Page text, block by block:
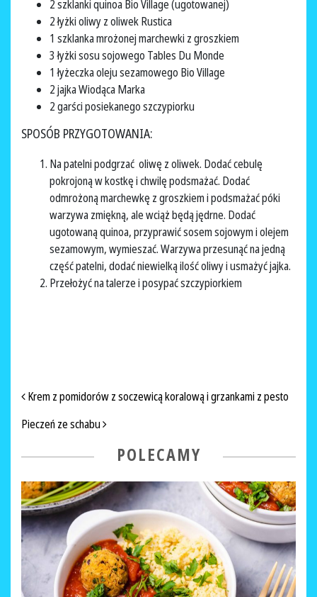
2 szklanki quinoa Bio Village (ugotowanej)
2 łyżki oliwy z oliwek Rustica
1 szklanka mrożonej marchewki z groszkiem
3 łyżki sosu sojowego Tables Du Monde
1 łyżeczka oleju sezamowego Bio Village
2 jajka Wiodąca Marka
2 garści posiekanego szczypiorku
SPOSÓB PRZYGOTOWANIA:
Na patelni podgrzać oliwę z oliwek. Dodać cebulę
pokrojoną w kostkę i chwilę podsmażać. Dodać
odmrożoną marchewkę z groszkiem i podsmażać póki
warzywa zmiękną, ale wciąż będą jędrne. Dodać
ugotowaną quinoa, przyprawić sosem sojowym i olejem
sezamowym, wymieszać. Warzywa przesunąć na jedną
część patelni, dodać niewielką ilość oliwy i usmażyć jajka.
Przełożyć na talerze i posypać szczypiorkiem
NAWIGACJA PO ARTYKUŁACH
Krem z pomidorów z soczewicą koralową i grzankami z pesto
Pieczeń ze schabu
POLECAMY